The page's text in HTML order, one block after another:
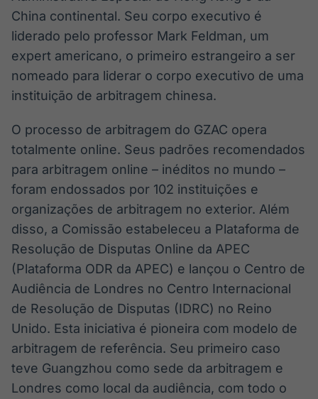
China continental. Seu corpo executivo é
liderado pelo professor Mark Feldman, um
expert americano, o primeiro estrangeiro a ser
nomeado para liderar o corpo executivo de uma
instituição de arbitragem chinesa.
O processo de arbitragem do GZAC opera
totalmente online. Seus padrões recomendados
para arbitragem online – inéditos no mundo –
foram endossados por 102 instituições e
organizações de arbitragem no exterior. Além
disso, a Comissão estabeleceu a Plataforma de
Resolução de Disputas Online da APEC
(Plataforma ODR da APEC) e lançou o Centro de
Audiência de Londres no Centro Internacional
de Resolução de Disputas (IDRC) no Reino
Unido. Esta iniciativa é pioneira com modelo de
arbitragem de referência. Seu primeiro caso
teve Guangzhou como sede da arbitragem e
Londres como local da audiência, com todo o